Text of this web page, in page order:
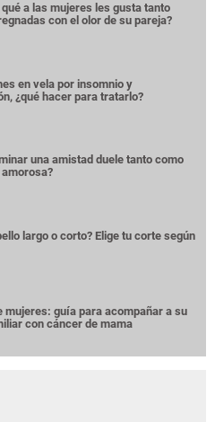
qué a las mujeres les gusta tanto
con el olor de su pareja?
en vela por insomnio y
¿qué hacer para tratarlo?
una amistad duele tanto como
largo o corto? Elige tu corte según
mujeres: guía para acompañar a su
con cáncer de mama